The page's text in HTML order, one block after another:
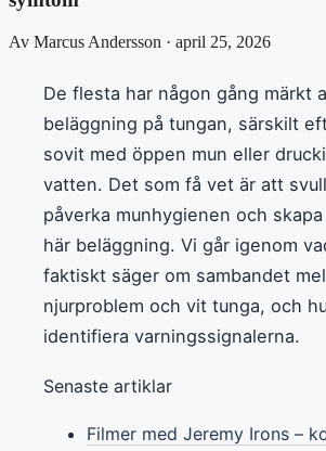
Av Marcus Andersson · april 25, 2026
De flesta har någon gång märkt
beläggning på tungan, särskilt
sovit med öppen mun eller
vatten. Det som få vet är att
påverka munhygienen och
här beläggning. Vi går igenom
faktiskt säger om sambandet
njurproblem och vit tunga, och
identifiera varningssignalerna.
Senaste artiklar
Filmer med Jeremy Irons –